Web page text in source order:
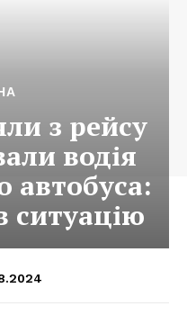
з рейсу
водія
автобуса:
ситуацію